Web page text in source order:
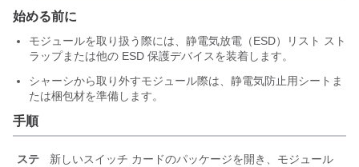
始める前に
モジュールを取り扱う際には、静電気放電（ESD）リスト スト
ラップまたは他の ESD 保護デバイスを装着します。
シャーシから取り外すモジュール際は、静電気防止用シートま
たは梱包材を準備します。
手順
ステ 新しいスイッチ カードのパッケージを開き、モジュール